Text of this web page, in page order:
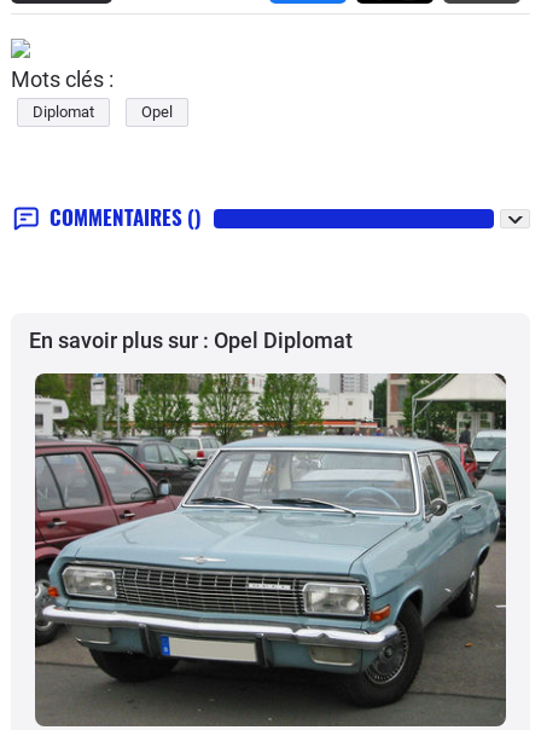
Mots clés :
Diplomat Opel
COMMENTAIRES ()
En savoir plus sur : Opel Diplomat